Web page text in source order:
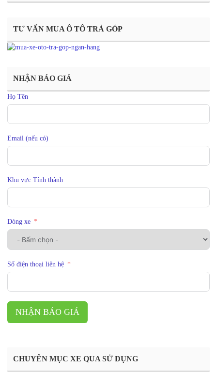
TƯ VẤN MUA Ô TÔ TRẢ GÓP
NHẬN BÁO GIÁ
Họ Tên
Email (nếu có)
Khu vực Tỉnh thành
Dòng xe
Số điện thoại liên hệ
NHẬN BÁO GIÁ
CHUYÊN MỤC XE QUA SỬ DỤNG